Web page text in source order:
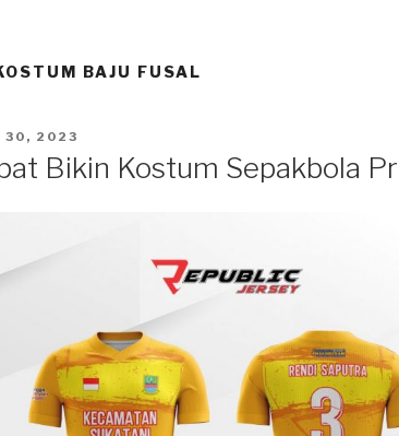
BAJU FUSAL
30, 2023
Bikin Kostum Sepakbola